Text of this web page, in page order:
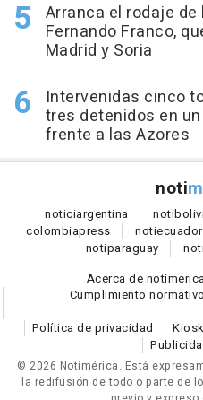
Arranca el rodaje
Fernando Franco,
Madrid y Soria
Intervenidas cinco
tres detenidos en
frente a las Azores
noti
noticiargentina noti
colombiapress notiecuador
notiparaguay
Acerca de
Cumplimiento normativo
Política de privacidad
© 2026 Notimérica. Está
la redifusión de todo o parte de